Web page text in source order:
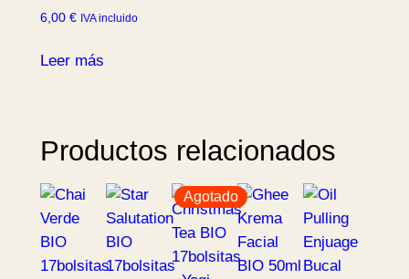
6,00 € IVA incluido
Leer más
Productos relacionados
Agotado